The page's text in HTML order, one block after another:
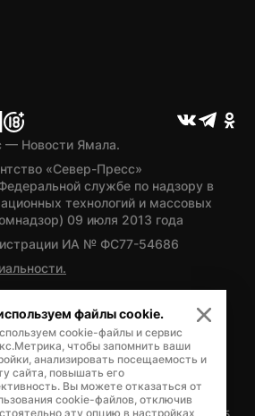
— Новости Ямала.
«Север-Пресс»
службе по надзору в
технологий и массовых
09 июля 2013 года
ИА № ФС77-54686
Поздеев
внутренней политики Ямало-
округа
файлы cookie.
cookie-файлы и сервис
чтобы запомнить ваши
анализировать посещаемость и
сайта, повышать его
Вы можете отказаться от
cookie-файлов, отключив
эту опцию в настройках